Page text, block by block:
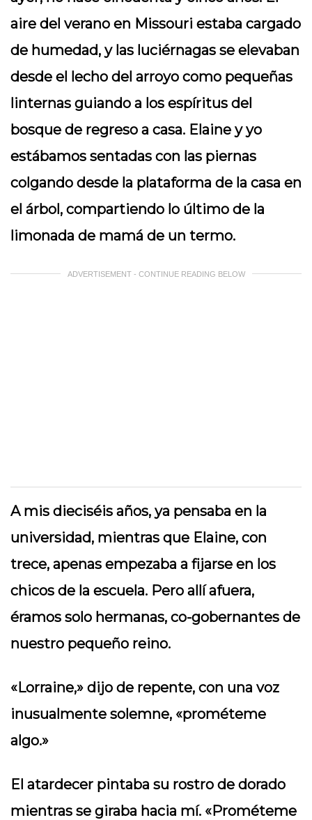
aire del verano en Missouri estaba cargado
de humedad, y las luciérnagas se elevaban
desde el lecho del arroyo como pequeñas
linternas guiando a los espíritus del
bosque de regreso a casa. Elaine y yo
estábamos sentadas con las piernas
colgando desde la plataforma de la casa en
el árbol, compartiendo lo último de la
limonada de mamá de un termo.
ADVERTISEMENT - CONTINUE READING BELOW
A mis dieciséis años, ya pensaba en la
universidad, mientras que Elaine, con
trece, apenas empezaba a fijarse en los
chicos de la escuela. Pero allí afuera,
éramos solo hermanas, co-gobernantes de
nuestro pequeño reino.
«Lorraine,» dijo de repente, con una voz
inusualmente solemne, «prométeme
algo.»
El atardecer pintaba su rostro de dorado
mientras se giraba hacia mí. «Prométeme